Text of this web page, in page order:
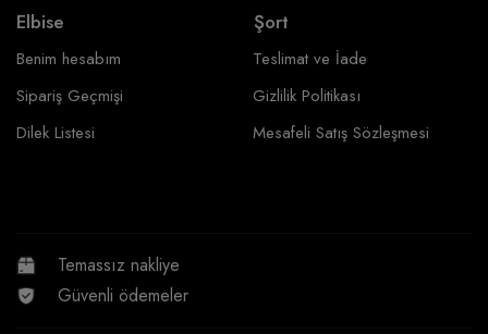
Elbise
Şort
Benim hesabım
Sipariş Geçmişi
Dilek Listesi
Teslimat ve İade
Gizlilik Politikası
Mesafeli Satış Sözleşmesi
Temassız nakliye
Güvenli ödemeler